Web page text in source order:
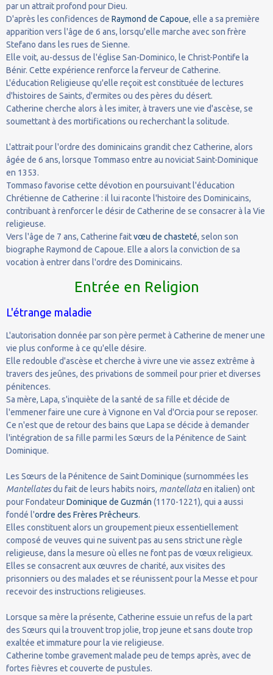
par un attrait profond pour Dieu.
D'après les confidences de Raymond de Capoue, elle a sa première
apparition vers l'âge de 6 ans, lorsqu'elle marche avec son frère
Stefano dans les rues de Sienne.
Elle voit, au-dessus de l'église San-Dominico, le Christ-Pontife la
Bénir. Cette expérience renforce la ferveur de Catherine.
L'éducation Religieuse qu'elle reçoit est constituée de lectures
d'histoires de Saints, d'ermites ou des pères du désert.
Catherine cherche alors à les imiter, à travers une vie d'ascèse, se
soumettant à des mortifications ou recherchant la solitude.
L'attrait pour l'ordre des dominicains grandit chez Catherine, alors
âgée de 6 ans, lorsque Tommaso entre au noviciat Saint-Dominique
en 1353.
Tommaso favorise cette dévotion en poursuivant l'éducation
Chrétienne de Catherine : il lui raconte l'histoire des Dominicains,
contribuant à renforcer le désir de Catherine de se consacrer à la Vie
religieuse.
Vers l'âge de 7 ans, Catherine faitvœu de chasteté, selon son
biographe Raymond de Capoue. Elle a alors la conviction de sa
vocation à entrer dans l'ordre des Dominicains.
Entrée en Religion
L'étrange maladie
L'autorisation donnée par son père permet à Catherine de mener une
vie plus conforme à ce qu'elle désire.
Elle redouble d'ascèse et cherche à vivre une vie assez extrême à
travers des jeûnes, des privations de sommeil pour prier et diverses
pénitences.
Sa mère, Lapa, s'inquiète de la santé de sa fille et décide de
l'emmener faire une cure à Vignone en Val d'Orcia pour se reposer.
Ce n'est que de retour des bains que Lapa se décide à demander
l'intégration de sa fille parmi les Sœurs de la Pénitence de Saint
Dominique.
Les Sœurs de la Pénitence de Saint Dominique (surnommées les
Mantellatesdu fait de leurs habits noirs, mantellataen italien) ont
pour FondateurDominique de Guzmán (1170-1221), qui a aussi
fondé l'ordre des Frères Prêcheurs.
Elles constituent alors un groupement pieux essentiellement
composé de veuves qui ne suivent pas au sens strict une règle
religieuse, dans la mesure où elles ne font pas de vœux religieux.
Elles se consacrent aux œuvres de charité, aux visites des
prisonniers ou des malades et se réunissent pour la Messe et pour
recevoir des instructions religieuses.
Lorsque sa mère la présente, Catherine essuie un refus de la part
des Sœurs qui la trouvent trop jolie, trop jeune et sans doute trop
exaltée et immature pour la vie religieuse.
Catherine tombe gravement malade peu de temps après, avec de
fortes fièvres et couverte de pustules.